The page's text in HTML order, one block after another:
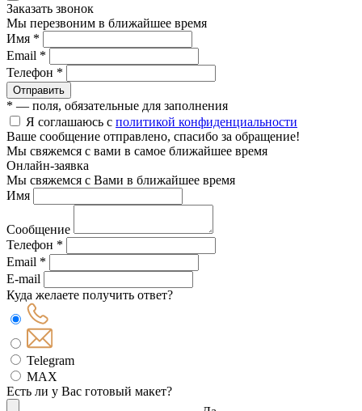
Заказать звонок
Мы перезвоним в ближайшее время
Имя *
Email *
Телефон *
Отправить
* — поля, обязательные для заполнения
Я соглашаюсь с политикой конфиденциальности
Ваше сообщение отправлено, спасибо за обращение!
Мы свяжемся с вами в самое ближайшее время
Онлайн-заявка
Мы свяжемся с Вами в ближайшее время
Имя
Сообщение
Телефон *
Email *
E-mail
Куда желаете получить ответ?
Telegram
MAX
Есть ли у Вас готовый макет?